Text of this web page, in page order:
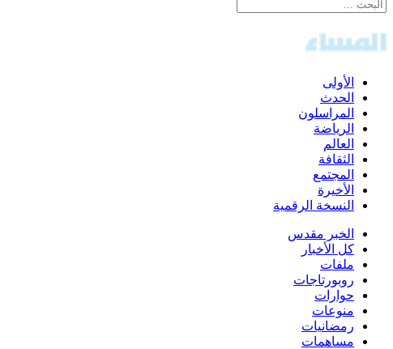
الأولى
الحدث
المراسلون
الرياضة
العالم
الثقافة
المجتمع
الأخيرة
النسخة الرقمية
الخبر مقدس
كل الأخبار
ملفات
روبورتاجات
حوارات
منوعات
رمضانيات
مساهمات